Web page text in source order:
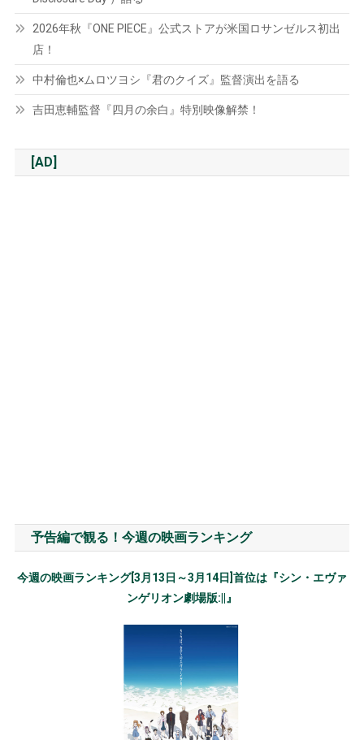
2026年秋『ONE PIECE』公式ストアが米国ロサンゼルス初出
店！
中村倫也×ムロツヨシ『君のクイズ』監督演出を語る
吉田恵輔監督『四月の余白』特別映像解禁！
[AD]
予告編で観る！今週の映画ランキング
今週の映画ランキング[3月13日～3月14日]首位は『シン・エヴァ
ンゲリオン劇場版:||』